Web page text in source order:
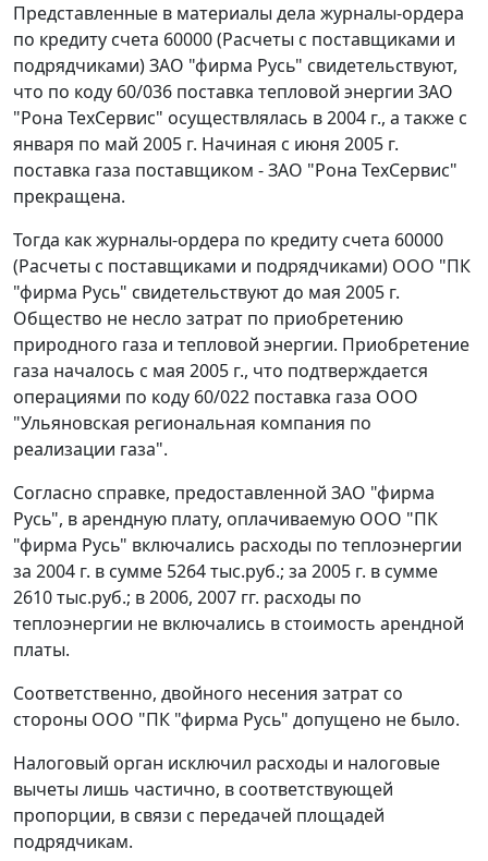
Представленные в материалы дела журналы-ордера
по кредиту счета 60000 (Расчеты с поставщиками и
подрядчиками) ЗАО "фирма Русь" свидетельствуют,
что по коду 60/036 поставка тепловой энергии ЗАО
"Рона ТехСервис" осуществлялась в 2004 г., а также с
января по май 2005 г. Начиная с июня 2005 г.
поставка газа поставщиком - ЗАО "Рона ТехСервис"
прекращена.
Тогда как журналы-ордера по кредиту счета 60000
(Расчеты с поставщиками и подрядчиками) ООО "ПК
"фирма Русь" свидетельствуют до мая 2005 г.
Общество не несло затрат по приобретению
природного газа и тепловой энергии. Приобретение
газа началось с мая 2005 г., что подтверждается
операциями по коду 60/022 поставка газа ООО
"Ульяновская региональная компания по
реализации газа".
Согласно справке, предоставленной ЗАО "фирма
Русь", в арендную плату, оплачиваемую ООО "ПК
"фирма Русь" включались расходы по теплоэнергии
за 2004 г. в сумме 5264 тыс.руб.; за 2005 г. в сумме
2610 тыс.руб.; в 2006, 2007 гг. расходы по
теплоэнергии не включались в стоимость арендной
платы.
Соответственно, двойного несения затрат со
стороны ООО "ПК "фирма Русь" допущено не было.
Налоговый орган исключил расходы и налоговые
вычеты лишь частично, в соответствующей
пропорции, в связи с передачей площадей
подрядчикам.